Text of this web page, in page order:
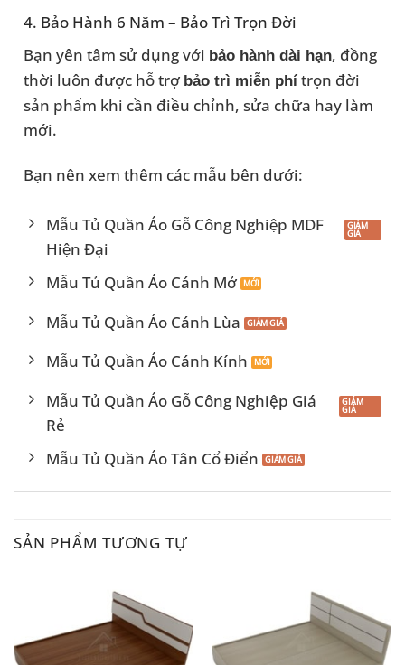
4. Bảo Hành 6 Năm – Bảo Trì Trọn Đời
Bạn yên tâm sử dụng với bảo hành dài hạn, đồng
thời luôn được hỗ trợ bảo trì miễn phí trọn đời
sản phẩm khi cần điều chỉnh, sửa chữa hay làm
mới.
Bạn nên xem thêm các mẫu bên dưới:
Mẫu Tủ Quần Áo Gỗ Công Nghiệp MDF
Hiện Đại
Mẫu Tủ Quần Áo Cánh Mở
Mẫu Tủ Quần Áo Cánh Lùa
Mẫu Tủ Quần Áo Cánh Kính
Mẫu Tủ Quần Áo Gỗ Công Nghiệp Giá
Rẻ
Mẫu Tủ Quần Áo Tân Cổ Điển
SẢN PHẨM TƯƠNG TỰ